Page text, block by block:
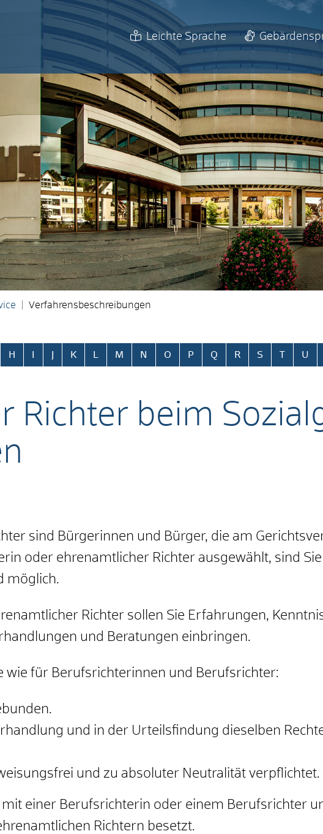
Leichte Sprache
Verfahrensbeschreibungen
H K M N O P Q R S T U
Richter beim
sind Bürgerinnen und Bürger, die am
oder ehrenamtlicher Richter ausgewählt, sind
möglich.
Richter sollen Sie Erfahrungen,
und Beratungen einbringen.
wie für Berufsrichterinnen und Berufsrichter:
und in der Urteilsfindung dieselben
und zu absoluter Neutralität verpflichtet.
mit einer Berufsrichterin oder einem Berufsrichter
Richtern besetzt.